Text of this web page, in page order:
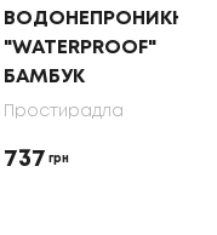
ВОДОНЕПРОНИКНИЙ
"WATERPROOF"
БАМБУК
Простирадла
737 грн